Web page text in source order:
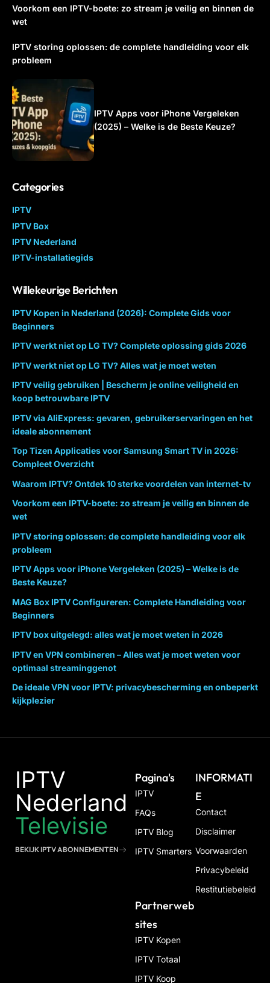
Voorkom een IPTV-boete: zo stream je veilig en binnen de
wet
IPTV storing oplossen: de complete handleiding voor elk
probleem
IPTV Apps voor iPhone Vergeleken
(2025) – Welke is de Beste Keuze?
Categories
IPTV
IPTV Box
IPTV Nederland
IPTV-installatiegids
Willekeurige Berichten
IPTV Kopen in Nederland (2026): Complete Gids voor
Beginners
IPTV werkt niet op LG TV? Complete oplossing gids 2026
IPTV werkt niet op LG TV? Alles wat je moet weten
IPTV veilig gebruiken | Bescherm je online veiligheid en
koop betrouwbare IPTV
IPTV via AliExpress: gevaren, gebruikerservaringen en het
ideale abonnement
Top Tizen Applicaties voor Samsung Smart TV in 2026:
Compleet Overzicht
Waarom IPTV? Ontdek 10 sterke voordelen van internet-tv
Voorkom een IPTV-boete: zo stream je veilig en binnen de
wet
IPTV storing oplossen: de complete handleiding voor elk
probleem
IPTV Apps voor iPhone Vergeleken (2025) – Welke is de
Beste Keuze?
MAG Box IPTV Configureren: Complete Handleiding voor
Beginners
IPTV box uitgelegd: alles wat je moet weten in 2026
IPTV en VPN combineren – Alles wat je moet weten voor
optimaal streaminggenot
De ideale VPN voor IPTV: privacybescherming en onbeperkt
kijkplezier
IPTV
Nederland
Televisie
BEKIJK IPTV ABONNEMENTEN
Pagina's
IPTV
FAQs
IPTV Blog
IPTV Smarters
INFORMATI
E
Contact
Disclaimer
Voorwaarden
Privacybeleid
Restitutiebeleid
Partnerweb
Sites
IPTV Kopen
IPTV Totaal
IPTV Koop